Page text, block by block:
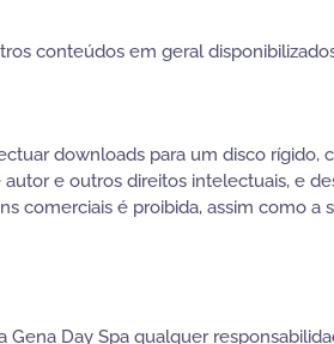
conteúdos em geral
downloads para um disco rígido,
e outros direitos intelectuais, e
comerciais é proibida, assim como a
Day Spa qualquer